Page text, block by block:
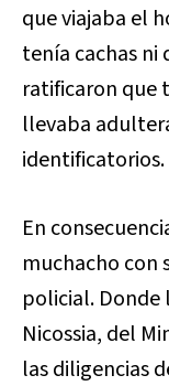
que viajaba el
tenía cachas ni
ratificaron que
llevaba
identificatorios.
En
muchacho con
policial. Donde
Nicossia, del
las diligencias